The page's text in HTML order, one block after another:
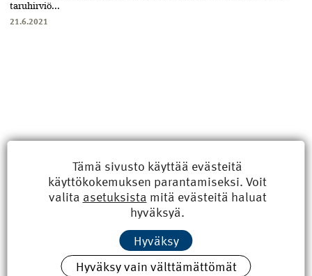
taruhirviö...
21.6.2021
Uusimmat
Tämä sivusto käyttää evästeitä
käyttökokemuksen parantamiseksi. Voit
valita asetuksista mitä evästeitä haluat
hyväksyä.
Hyväksy
Hyväksy vain välttämättömät